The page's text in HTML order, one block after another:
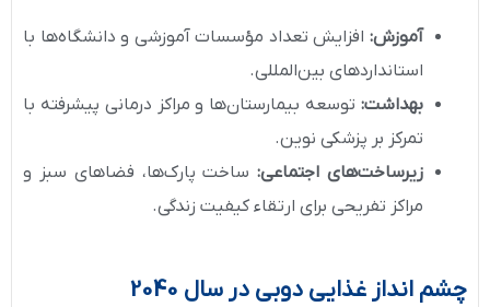
آموزش:افزایش تعداد مؤسسات آموزشی و دانشگاه‌ها با
استانداردهای بین‌المللی.
بهداشت:توسعه بیمارستان‌ها و مراکز درمانی پیشرفته با
تمرکز بر پزشکی نوین.
زیرساخت‌های اجتماعی:ساخت پارک‌ها، فضاهای سبز و
مراکز تفریحی برای ارتقاء کیفیت زندگی.
چشم انداز غذایی دوبی در سال 2040